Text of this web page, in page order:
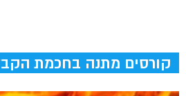
קורסים מתנה בחכמת